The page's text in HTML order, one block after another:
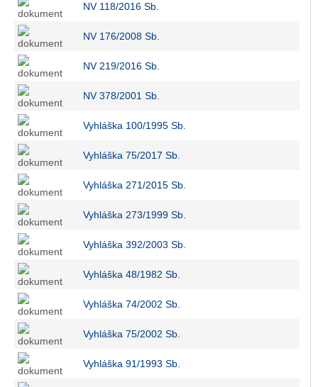
NV 118/2016 Sb.
NV 176/2008 Sb.
NV 219/2016 Sb.
NV 378/2001 Sb.
Vyhláška 100/1995 Sb.
Vyhláška 75/2017 Sb.
Vyhláška 271/2015 Sb.
Vyhláška 273/1999 Sb.
Vyhláška 392/2003 Sb.
Vyhláška 48/1982 Sb.
Vyhláška 74/2002 Sb.
Vyhláška 75/2002 Sb.
Vyhláška 91/1993 Sb.